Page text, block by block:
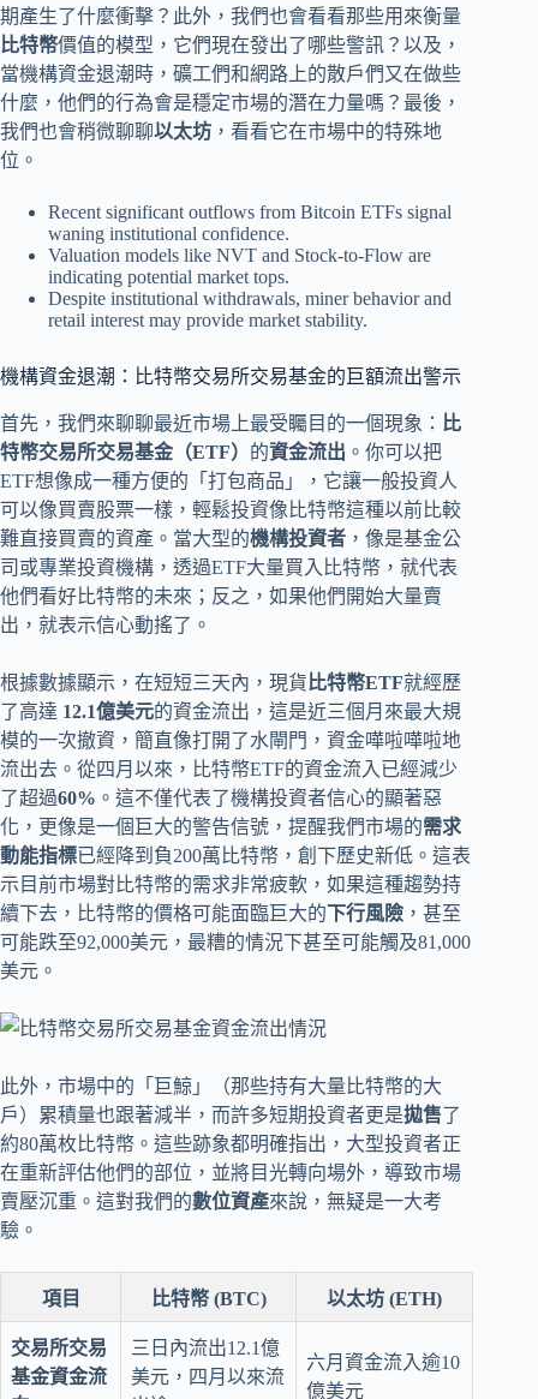
期產生了什麼衝擊？此外，我們也會看看那些用來衡量
比特幣價值的模型，它們現在發出了哪些警訊？以及，
當機構資金退潮時，礦工們和網路上的散戶們又在做些
什麼，他們的行為會是穩定市場的潛在力量嗎？最後，
我們也會稍微聊聊以太坊 ，看看它在市場中的特殊地
位。
Recent significant outflows from Bitcoin ETFs signal
waning institutional confidence.
Valuation models like NVT and Stock-to-Flow are
indicating potential market tops.
Despite institutional withdrawals, miner behavior and
retail interest may provide market stability.
機構資金退潮：比特幣交易所交易基金的巨額流出警示
首先，我們來聊聊最近市場上最受矚目的一個現象：
比
特幣交易所交易基金（ETF） 的資金流出 。你可以把
ETF想像成一種方便的「打包商品」，它讓一般投資人
可以像買賣股票一樣，輕鬆投資像比特幣這種以前比較
難直接買賣的資產。當大型的機構投資者 ，像是基金公
司或專業投資機構，透過ETF大量買入比特幣，就代表
他們看好比特幣的未來；反之，如果他們開始大量賣
出，就表示信心動搖了。
根據數據顯示，在短短三天內，現貨 比特幣ETF就經歷
了高達 12.1億美元的資金流出，這是近三個月來最大規
模的一次撤資，簡直像打開了水閘門，資金嘩啦嘩啦地
流出去。從四月以來，比特幣ETF的資金流入已經減少
了超過60% 。這不僅代表了機構投資者信心的顯著惡
化，更像是一個巨大的警告信號，提醒我們市場的需求
動能指標已經降到負200萬比特幣，創下歷史新低。這表
示目前市場對比特幣的需求非常疲軟，如果這種趨勢持
續下去，比特幣的價格可能面臨巨大的下行風險 ，甚至
可能跌至92,000美元，最糟的情況下甚至可能觸及81,000
美元。
此外，市場中的「巨鯨」（那些持有大量比特幣的大
戶）累積量也跟著減半，而許多短期投資者更是拋售了
約80萬枚比特幣。這些跡象都明確指出，大型投資者正
在重新評估他們的部位，並將目光轉向場外，導致市場
賣壓沉重。這對我們的數位資產來說，無疑是一大考
驗。
項目 比特幣 (BTC) 以太坊 (ETH)
交易所交易
基金資金流
三日內流出12.1億
美元，四月以來流
六月資金流入逾10
億美元